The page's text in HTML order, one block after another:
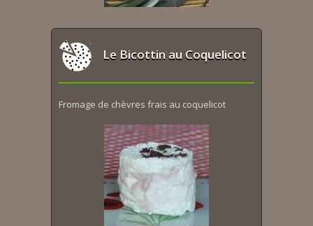
Le Bicottin au Coquelicot
Fromage de chèvres frais au coquelicot